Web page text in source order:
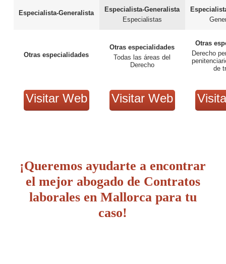
Especialista-Generalista
Otras especialidades
Visitar Web
Especialista-Generalista
Especialistas
Otras especialidades
Todas las áreas del
Derecho
Visitar Web
Otras
Derecho
de
¡Queremos ayudarte a encontrar
el mejor abogado de Contratos
laborales en Mallorca para tu
caso!